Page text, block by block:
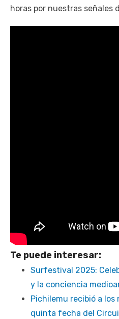
horas por nuestras señales
Te puede interesar:
Surfestival 2025:
y la conciencia
Pichilemu recibió a los
quinta fecha del